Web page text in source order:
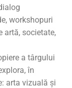
workshopuri
artă, societate,
a târgului
în
arta vizuală și